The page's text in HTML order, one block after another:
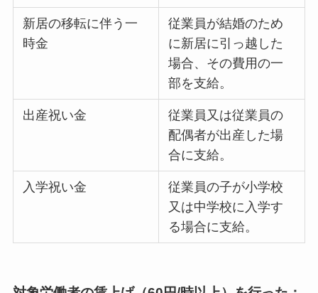
新居の移転に伴う一
時金
従業員が結婚のため
に新居に引っ越した
場合、その費用の一
部を支給。
出産祝い金
従業員又は従業員の
配偶者が出産した場
合に支給。
入学祝い金
従業員の子が小学校
又は中学校に入学す
る場合に支給。